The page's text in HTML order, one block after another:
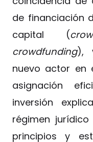
de financiación
capital (
crowdfunding),
nuevo actor en
asignación
inversión
régimen
principios y